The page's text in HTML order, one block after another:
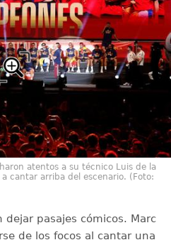
atentos a su técnico Luis de la
cantar arriba del escenario. (Foto:
dejar pasajes cómicos. Marc
de los focos al cantar una